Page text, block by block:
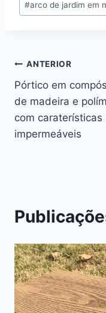
#arco de jardim em
Navegação
de
artigos
ANTERIOR
Pórtico em
de madeira e
com caraterísticas
impermeáveis